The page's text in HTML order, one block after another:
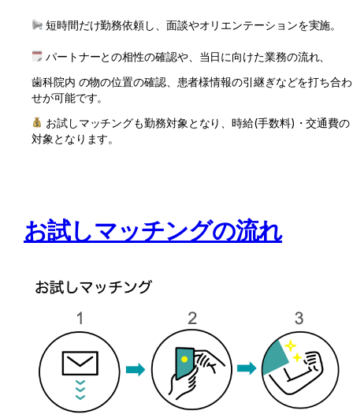
短時間だけ勤務依頼し、面談やオリエンテーションを実施。
パートナーとの相性の確認や、当日に向けた業務の流れ、
歯科院内 の物の位置の確認、患者様情報の引継ぎなどを打ち合わ
せが可能です。
象となります。
お試しマッチングの流れ